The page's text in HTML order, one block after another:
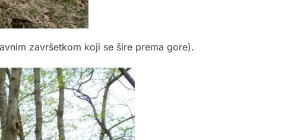
završetkom koji se šire prema gore).